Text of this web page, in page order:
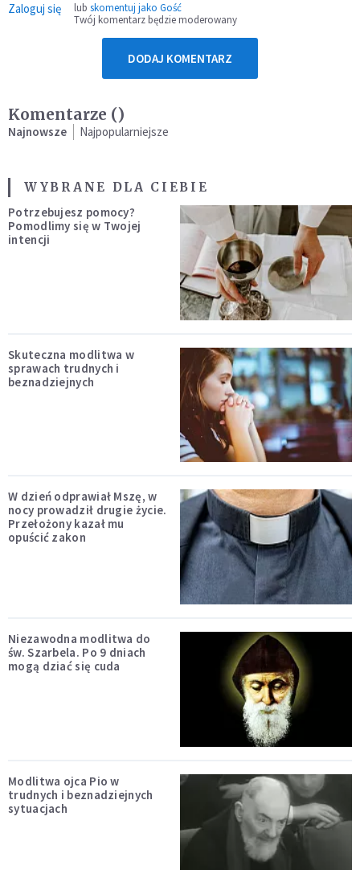
Zaloguj się lub skomentuj jako Gość
Twój komentarz będzie moderowany
DODAJ KOMENTARZ
Komentarze ()
Najnowsze Najpopularniejsze
WYBRANE DLA CIEBIE
Potrzebujesz pomocy?
Pomodlimy się w Twojej
intencji
Skuteczna modlitwa w
sprawach trudnych i
beznadziejnych
W dzień odprawiał Mszę, w
nocy prowadził drugie życie.
Przełożony kazał mu
opuścić zakon
Niezawodna modlitwa do
św. Szarbela. Po 9 dniach
mogą dziać się cuda
Modlitwa ojca Pio w
trudnych i beznadziejnych
sytuacjach